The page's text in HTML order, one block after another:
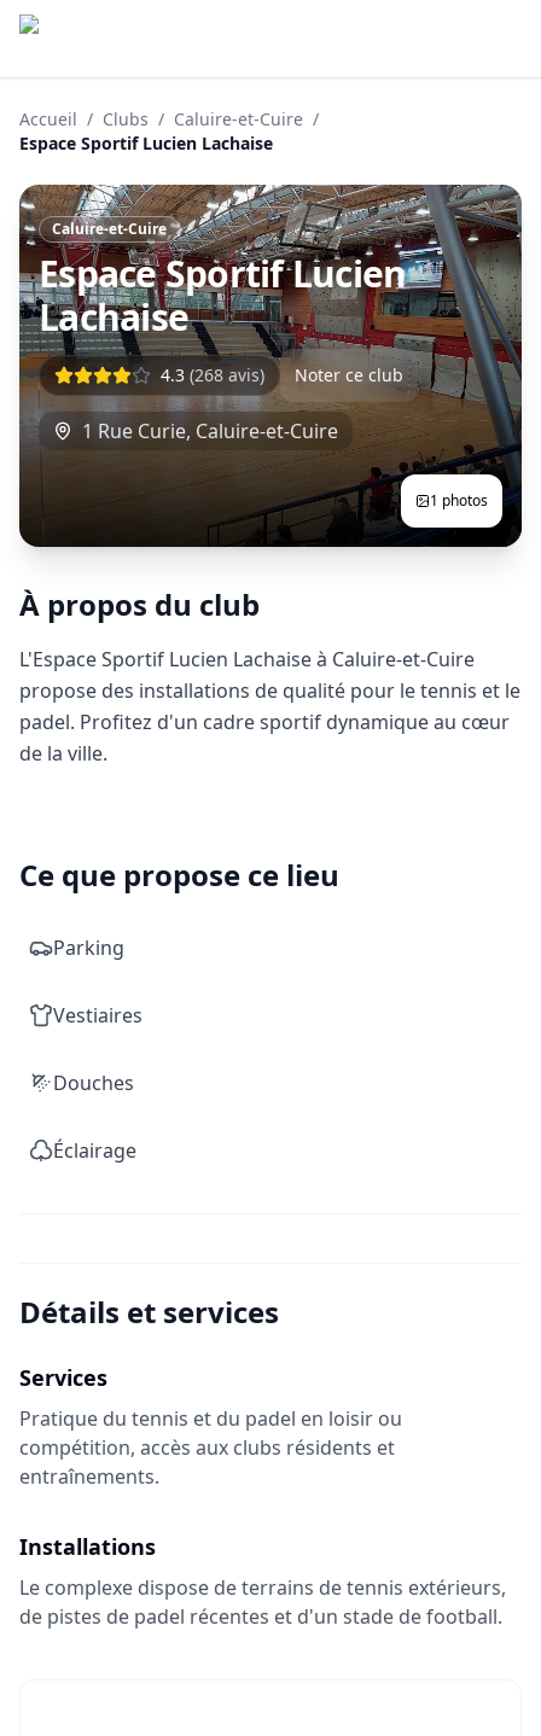
Accueil / Clubs / Caluire-et-Cuire /
Espace Sportif Lucien Lachaise
Caluire-et-Cuire
Espace Sportif Lucien
Lachaise
4.3 (268 avis) Noter ce club
1 Rue Curie, Caluire-et-Cuire
1 photos
À propos du club
L'Espace Sportif Lucien Lachaise à Caluire-et-Cuire
propose des installations de qualité pour le tennis et le
padel. Profitez d'un cadre sportif dynamique au cœur
de la ville.
Ce que propose ce lieu
Parking
Vestiaires
Douches
Éclairage
Détails et services
Services
Pratique du tennis et du padel en loisir ou
compétition, accès aux clubs résidents et
entraînements.
Installations
Le complexe dispose de terrains de tennis extérieurs,
de pistes de padel récentes et d'un stade de football.